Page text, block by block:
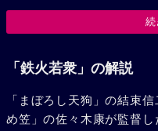
大目付役を棒にふっても
矢之助をも倒すため、お
兵衛、壱岐守だった。三
兵衛、おえんの楽しそう
お弘の花婿、花嫁姿。今
続
「鉄火若衆」の解説
「まぼろし天狗」の結束
め笠」の佐々木康が監督